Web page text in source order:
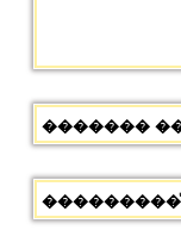
�������